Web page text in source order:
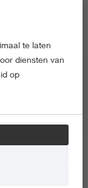
te laten
diensten van
op